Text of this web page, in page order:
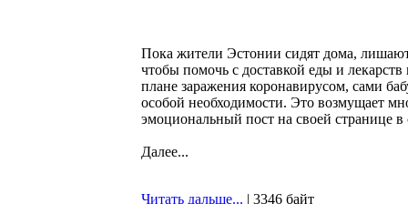
Пока жители Эстонии сидят дома,
чтобы помочь с доставкой еды и
плане заражения коронавирусом, сами
особой необходимости. Это возмущает
эмоциональный пост на своей странице
Далее...
Читать дальше... | 3346 байт